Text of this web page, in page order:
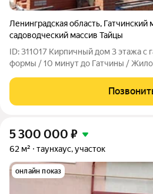
Ленинградская область, Гатчинский
садоводческий массив Тайцы
ID: 311017 Кирпичный дом 3 этажа с
формы / 10 минут до Гатчины /
коттеджном поселке СНТ «Тайга».
жить на природе,
5 300 000 ₽
62 м² таунхаус, участок
онлайн показ